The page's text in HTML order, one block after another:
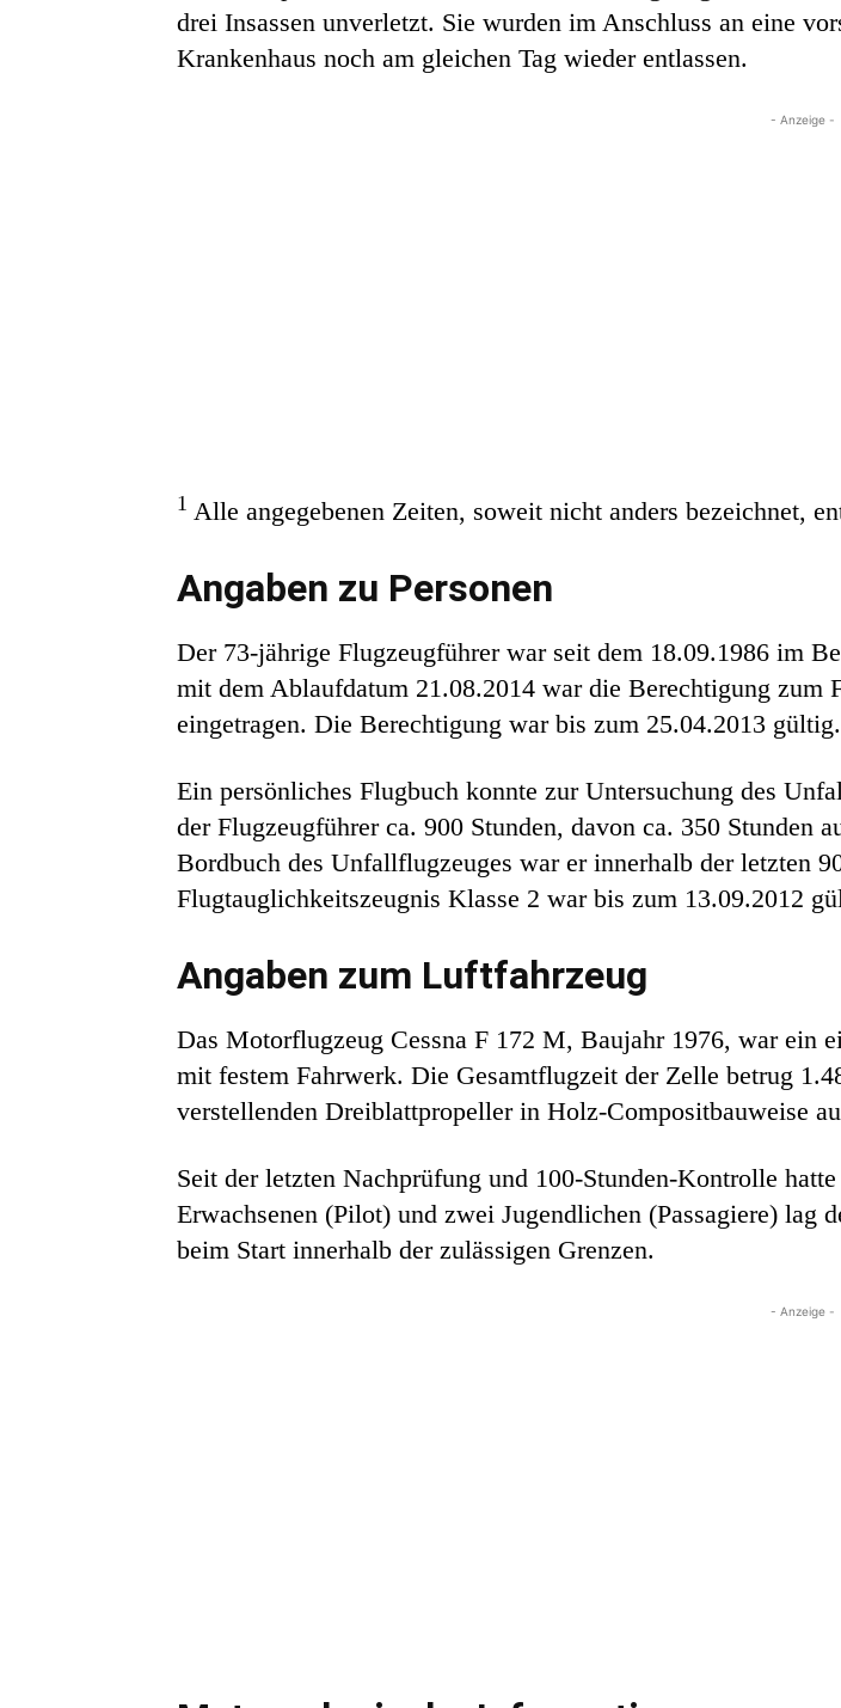
drei Insassen unverletzt. Sie wurden im Anschluss an eine
Krankenhaus noch am gleichen Tag wieder entlassen.
- Anzeige -
1 Alle angegebenen Zeiten, soweit nicht anders bezeichnet,
Angaben zu Personen
Der 73-jährige Flugzeugführer war seit dem 18.09.1986 im
mit dem Ablaufdatum 21.08.2014 war die Berechtigung zum
eingetragen. Die Berechtigung war bis zum 25.04.2013 gültig.
Ein persönliches Flugbuch konnte zur Untersuchung des
der Flugzeugführer ca. 900 Stunden, davon ca. 350 Stunden
Bordbuch des Unfallflugzeuges war er innerhalb der letzten
Flugtauglichkeitszeugnis Klasse 2 war bis zum 13.09.2012
Angaben zum Luftfahrzeug
Das Motorflugzeug Cessna F 172 M, Baujahr 1976, war ein
mit festem Fahrwerk. Die Gesamtflugzeit der Zelle betrug
verstellenden Dreiblattpropeller in Holz-Compositbauweise
Seit der letzten Nachprüfung und 100-Stunden-Kontrolle
Erwachsenen (Pilot) und zwei Jugendlichen (Passagiere) lag
beim Start innerhalb der zulässigen Grenzen.
- Anzeige -